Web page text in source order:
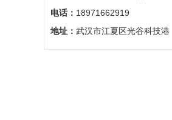
电话： 18971662919
地址： 武汉市江夏区光谷科技港